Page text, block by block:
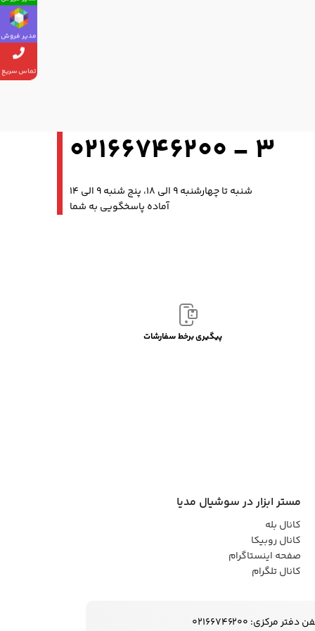
3 - 02166746200
شنبه تا چهارشنبه 9 الی 18، پنج شنبه 9 الی 14
آماده پاسخگویی به شما
پیگیری برخط سفارشات
مستر ابزار در سوشیال مدیا
کانال بله
کانال روبیکا
صفحه اینستاگرام
کانال تلگرام
دفتر مرکزی: 02166746200
مدیر فروش
تماس سریع